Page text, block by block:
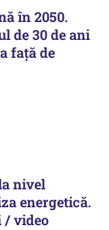
în 2050.
de 30 de ani
faţă de
nivel
energetică.
/ video